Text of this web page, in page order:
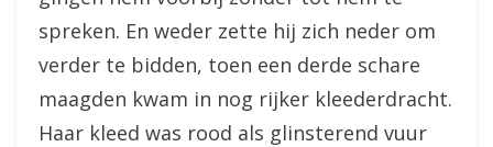
spreken. En weder zette hij zich neder om
verder te bidden, toen een derde schare
maagden kwam in nog rijker kleederdracht.
Haar kleed was rood als glinsterend vuur